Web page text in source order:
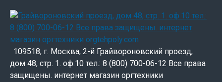
109518, г. Москва, 2-й Грайвороновский проезд,
дом 48, стр. 1. оф.10 тел.: 8 (800) 700-06-12 Все права
защищены. интернет магазин оргтехники